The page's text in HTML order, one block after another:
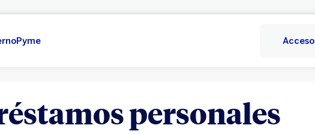
Pyme Acceso
personales